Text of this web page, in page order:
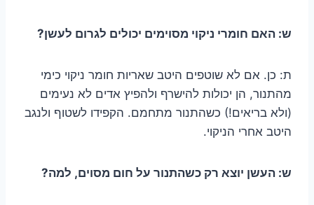
ש: האם חומרי ניקוי מסוימים יכולים לגרום לעשן?
ת: כן. אם לא שוטפים היטב שאריות חומר ניקוי כימי
מהתנור, הן יכולות להישרף ולהפיץ אדים לא נעימים
(ולא בריאים!) כשהתנור מתחמם. הקפידו לשטוף ולנגב
היטב אחרי הניקוי.
ש: העשן יוצא רק כשהתנור על חום מסוים, למה?